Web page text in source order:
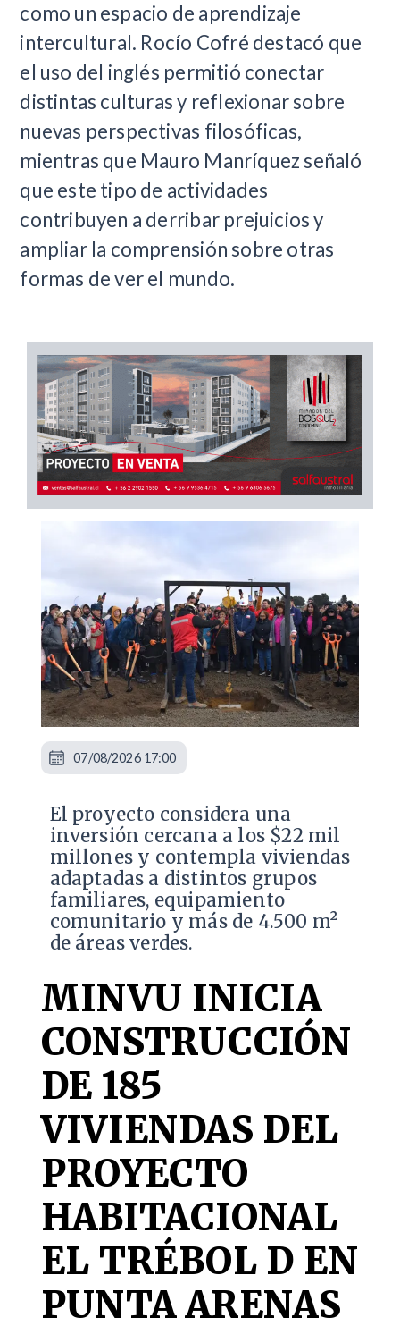
como un espacio de aprendizaje
intercultural. Rocío Cofré destacó que
el uso del inglés permitió conectar
distintas culturas y reflexionar sobre
nuevas perspectivas filosóficas,
mientras que Mauro Manríquez señaló
que este tipo de actividades
contribuyen a derribar prejuicios y
ampliar la comprensión sobre otras
formas de ver el mundo.
El proyecto considera una
inversión cercana a los $22 mil
millones y contempla viviendas
adaptadas a distintos grupos
familiares, equipamiento
comunitario y más de 4.500 m²
de áreas verdes.
MINVU INICIA
CONSTRUCCIÓN
DE 185
VIVIENDAS DEL
PROYECTO
HABITACIONAL
EL TRÉBOL D EN
PUNTA ARENAS
07/08/2026 17:00